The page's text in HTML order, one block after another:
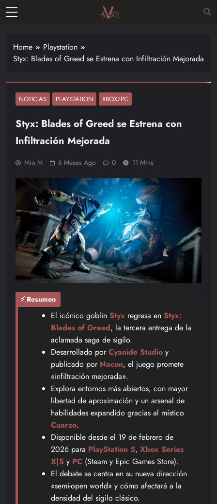
Skip
últimas
mundo de
videojuegos
–
Nintendo,
Playstac
Home
Playstation
Styx: Blades of Greed se Estrena con Infiltración Mejorada
NOTICIAS PLAYSTATION XBOX/PC
Styx: Blades of Greed se Estrena con
Infiltración Mejorada
Mio M 6 Meses Ago 0 11 Mins
⚡ Resumen
El icónico goblin Styx regresa en Styx:
Blades of Greed, la tercera entrega de la
aclamada saga de sigilo.
Desarrollado porCyanide Studio y
publicado por Nacon, el juego promete
«infiltración mejorada».
Explora entornos más abiertos, con mayor
libertad de aproximación y un arsenal de
habilidades expandido gracias al místico
Cuarzo.
Disponible desde el 19 de febrero de
2026 para PlayStation 5, Xbox Series
X|S y PC (Steam y Epic Games Store).
El debate se centra en su nueva dirección
«semi-open world» y cómo afectará a la
densidad del sigilo clásico.